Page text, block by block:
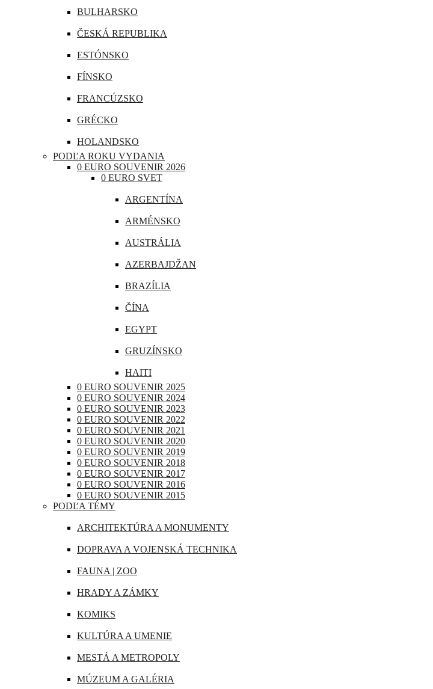
BULHARSKO
ČESKÁ REPUBLIKA
ESTÓNSKO
FÍNSKO
FRANCÚZSKO
GRÉCKO
HOLANDSKO
CHORVÁTSKO
ÍRSKO
LOTYŠSKO
LUXEMBURSKO
MAĎARSKO
NEMECKO
PORTUGALSKO
RAKÚSKO
RUMUNSKO
RUSKO
SAN MARÍNO
SLOVINSKO
ŠPANIELSKO
ŠVAJČIARSKO
ŠVÉDSKO
TALIANSKO
VATIKÁN
PODĽA ROKU VYDANIA
0 EURO SOUVENIR 2026
0 EURO SVET
ARGENTÍNA
ARMÉNSKO
AUSTRÁLIA
AZERBAJDŽAN
BRAZÍLIA
ČÍNA
EGYPT
GRUZÍNSKO
HAITI
INDIA
INDONÉZIA
IRAK
JAPONSKO
KANADA
KATAR
KUBA
LIBANON
MAROKO
MAURÍCIUS
MJANMARSKO
OMÁN
PERU
0 EURO SOUVENIR 2025
0 EURO SOUVENIR 2024
0 EURO SOUVENIR 2023
0 EURO SOUVENIR 2022
0 EURO SOUVENIR 2021
0 EURO SOUVENIR 2020
0 EURO SOUVENIR 2019
0 EURO SOUVENIR 2018
0 EURO SOUVENIR 2017
0 EURO SOUVENIR 2016
0 EURO SOUVENIR 2015
PODĽA TÉMY
ARCHITEKTÚRA A MONUMENTY
DOPRAVA A VOJENSKÁ TECHNIKA
FAUNA | ZOO
HRADY A ZÁMKY
KOMIKS
KULTÚRA A UMENIE
MESTÁ A METROPOLY
MÚZEUM A GALÉRIA